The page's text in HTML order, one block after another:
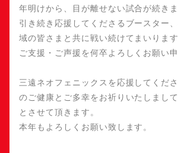
年明けから、目が離せない試合が続きま
引き続き応援してくださるブースター
域の皆さまと共に戦い続けてまいりま
ご支援・ご声援を何卒よろしくお願い
三遠ネオフェニックスを応援してくだ
のご健康とご多幸をお祈りいたしまし
とさせて頂きます。
本年もよろしくお願い致します。